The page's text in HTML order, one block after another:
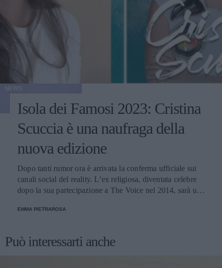
Isola dei Famosi 2023: Cristina
Scuccia è una naufraga della
nuova edizione
Dopo tanti rumor ora è arrivata la conferma ufficiale sui
canali social del reality. L’ex religiosa, diventata celebre
dopo la sua partecipazione a The Voice nel 2014, sarà una
EMMA PIETRAROSA
Può interessarti anche